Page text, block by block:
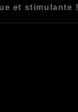
et stimulante !